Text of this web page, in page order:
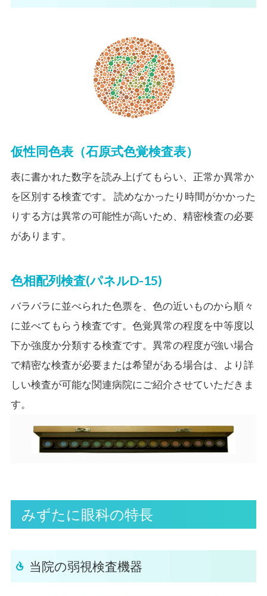
仮性同色表（石原式色覚検査表）
表に書かれた数字を読み上げてもらい、正常か異常か
を区別する検査です。
読めなかったり時間がかかった
りする方は異常の可能性が高いため、精密検査の必要
があります。
色相配列検査(パネルD-15)
バラバラに並べられた色票を、色の近いものから順々
に並べてもらう検査です。色覚異常の程度を中等度以
下か強度か分類する検査です。異常の程度が強い場合
で精密な検査が必要または希望がある場合は、より詳
しい検査が可能な関連病院にご紹介させていただきま
す。
みずたに眼科の特長
当院の弱視検査機器